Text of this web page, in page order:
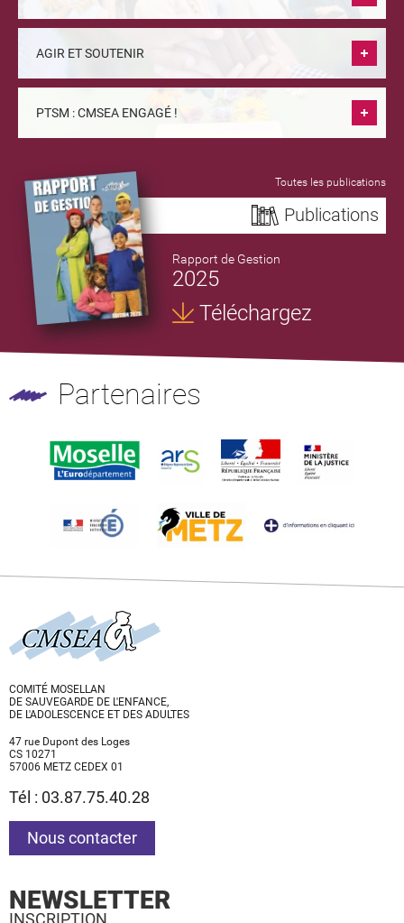
AGIR ET SOUTENIR
PTSM : CMSEA ENGAGÉ !
Toutes les publications
Publications
Rapport de Gestion
2025
Téléchargez
Partenaires
COMITÉ MOSELLAN
DE SAUVEGARDE DE L'ENFANCE,
DE L'ADOLESCENCE ET DES ADULTES
47 rue Dupont des Loges
CS 10271
57006 METZ CEDEX 01
Tél : 03.87.75.40.28
Nous contacter
NEWSLETTER
INSCRIPTION